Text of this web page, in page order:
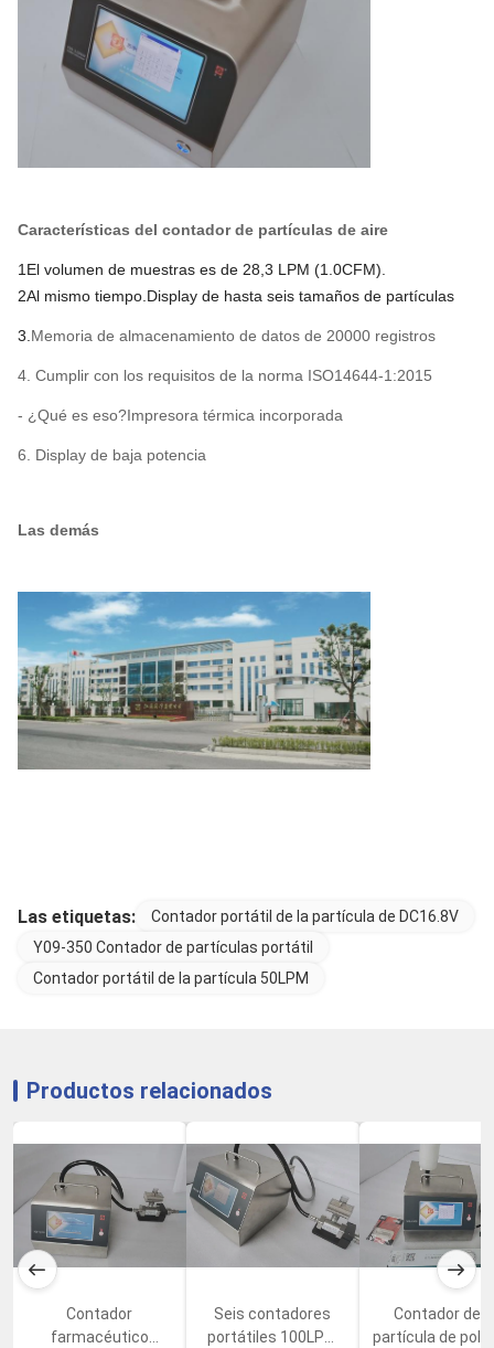
Características del contador de partículas de aire
1El volumen de muestras es de 28,3 LPM (1.0CFM)
2Al mismo tiempo. Display de hasta seis tamaños de partículas
3. Memoria de almacenamiento de datos de 20000 registros
4. Cumplir con los requisitos de la norma ISO14644-1:2015
- ¿Qué es eso?Impresora térmica incorporada
6. Display de baja potencia
Las demás
Las etiquetas:
Contador portátil de la partícula de DC16.8V
Y09-350 Contador de partículas portátil
Contador portátil de la partícula 50LPM
Productos relacionados
Contador
farmacéutico
Seis contadores
portátiles 100LPM
Contador de
partícula de